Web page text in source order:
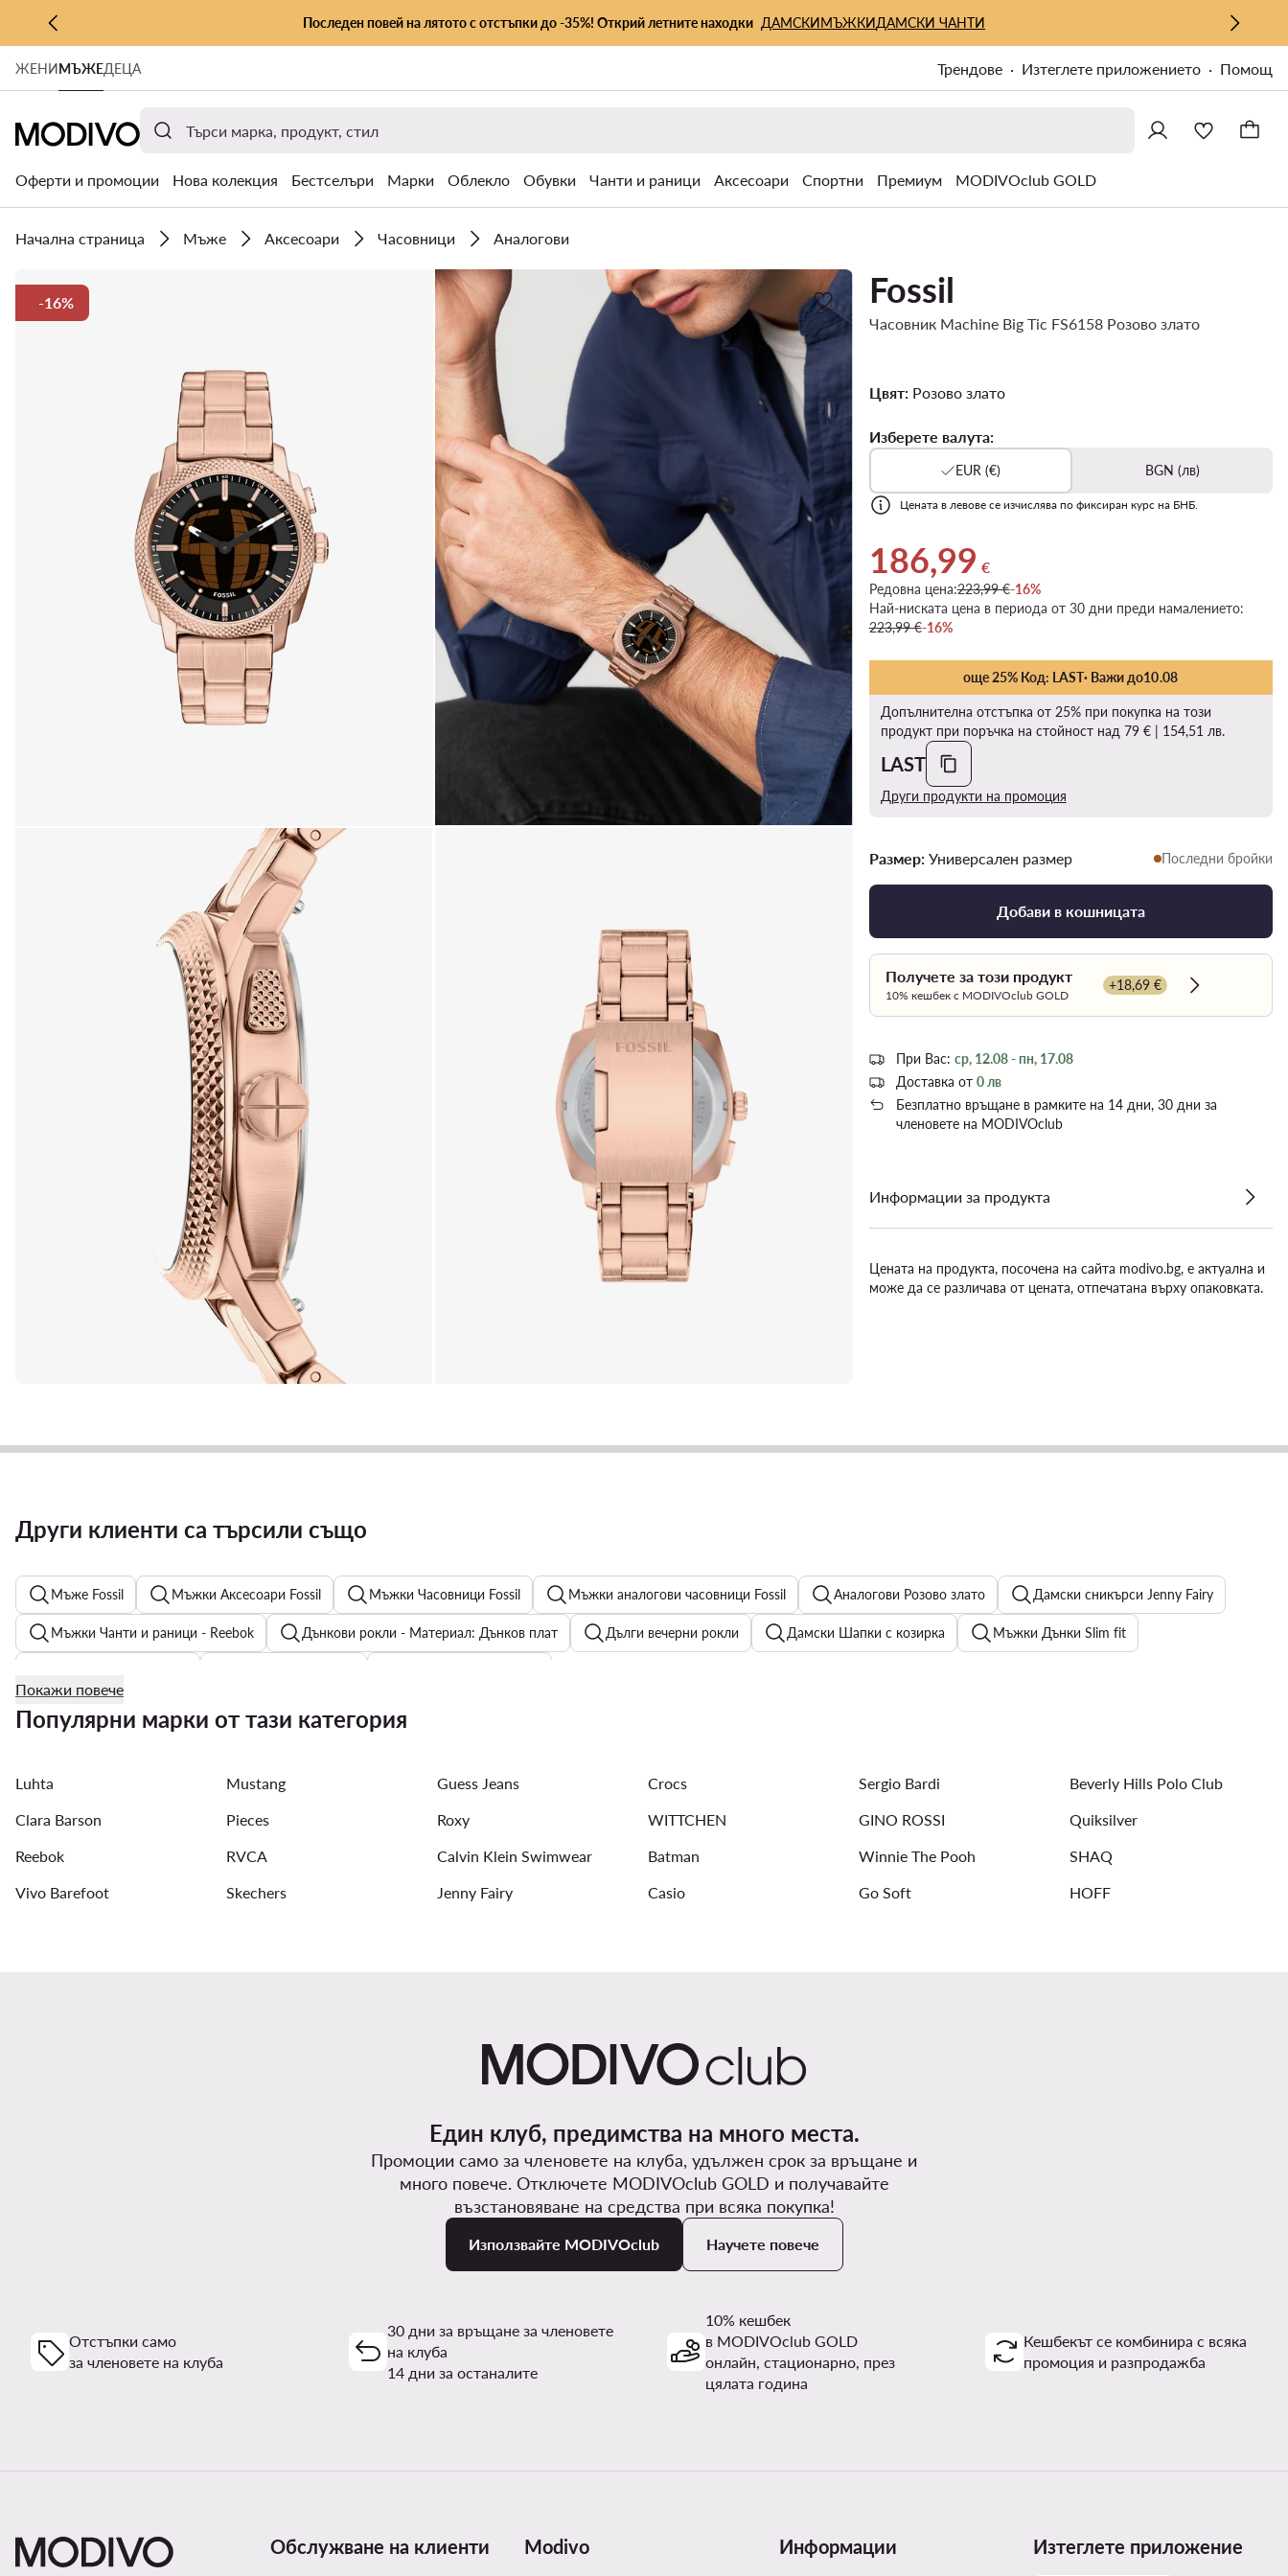
КЪМ ОСНОВНОТО СЪДЪРЖАНИЕ
КЪМ ТЪРСЕНЕ
Последен повей на лятото с отстъпки до -35%! Открий летните находки ДАМСКИМЪЖКИДАМСКИ ЧАНТИ
ЖЕНИМЪЖЕДЕЦА Трендове Изтеглете приложението Помощ
Оферти и промоции Нова колекция Бестселъри Марки Облекло Обувки Чанти и раници Аксесоари Спортни Премиум MODIVOclub GOLD
Начална страница Мъже Аксесоари Часовници Аналогови
-16% Fossil
Часовник Machine Big Tic FS6158 Розово злато
Цвят:Розово злато
Изберете валута:
EUR (€) BGN (лв)
Цената в левове се изчислява по фиксиран курс на БНБ.
Актуална цена 186,99 €
186,99 €
Редовна цена:223,99 €-16%
Най-ниската цена в периода от 30 дни преди намалението:
223,99 €-16%
още 25% Код: LAST· Важи до10.08
Допълнителна отстъпка от 25% при покупка на този
продукт при поръчка на стойност над 79 € | 154,51 лв.
LAST
Други продукти на промоция
Размер: Универсален размер Последни бройки
Добави в кошницата
Получете за този продукт
10% кешбек с MODIVOclub GOLD
+18,69 €
Dowiedz się
При Вас: ср, 12.08 - пн, 17.08
Доставка от 0 лв
Безплатно връщане в рамките на 14 дни, 30 дни за
членовете на MODIVOclub
Информации за продукта
Цената на продукта, посочена на сайта modivo.bg, е актуална и
може да се различава от цената, отпечатана върху опаковката.
Други клиенти са търсили също
Мъже Fossil Мъжки Аксесоари Fossil Мъжки Часовници Fossil Мъжки аналогови часовници Fossil Аналогови Розово злато Дамски сникърси Jenny Fairy
Мъжки Чанти и раници - Reebok Дънкови рокли - Материал: Дънков плат Дълги вечерни рокли Дамски Шапки с козирка Мъжки Дънки Slim fit
Дамски чехли DeeZee Бански костюми дамски
Покажи повече
Популярни марки от тази категория
Luhta Mustang Guess Jeans Crocs Sergio Bardi
Beverly Hills Polo Club
Clara Barson
Pieces Roxy WITTCHEN GINO ROSSI
Quiksilver
Reebok
RVCA Calvin Klein Swimwear Batman Winnie The Pooh
SHAQ
Vivo Barefoot
Skechers Jenny Fairy Casio Go Soft HOFF
Един клуб, предимства на много места.
Промоции само за членовете на клуба, удължен срок за връщане и
много повече. Отключете MODIVOclub GOLD и получавайте
възстановяване на средства при всяка покупка!
Използвайте MODIVOclub Научете повече
Отстъпки само
за членовете на клуба
30 дни за връщане за членовете
на клуба
14 дни за останалите
10% кешбек
в MODIVOclub GOLD
онлайн, стационарно, през
цялата година
Кешбекът се комбинира с всяка
промоция и разпродажба
Обслужване на клиенти Modivo Информации Изтеглете приложение